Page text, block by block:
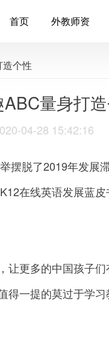
首页 外教师资
个性
量身打
04-28 15:42:16
脱了2019年发展
在线英语发展蓝
更多的中国孩子们
得一提的莫过于学